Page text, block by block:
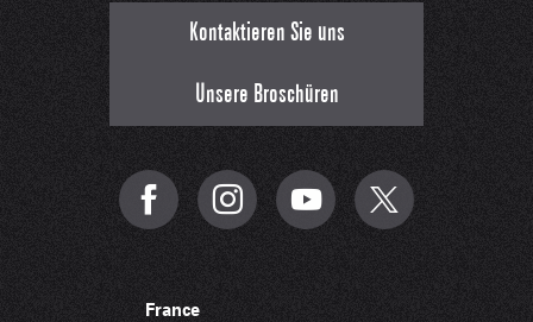
Kontaktieren Sie uns
Unsere Broschüren
France